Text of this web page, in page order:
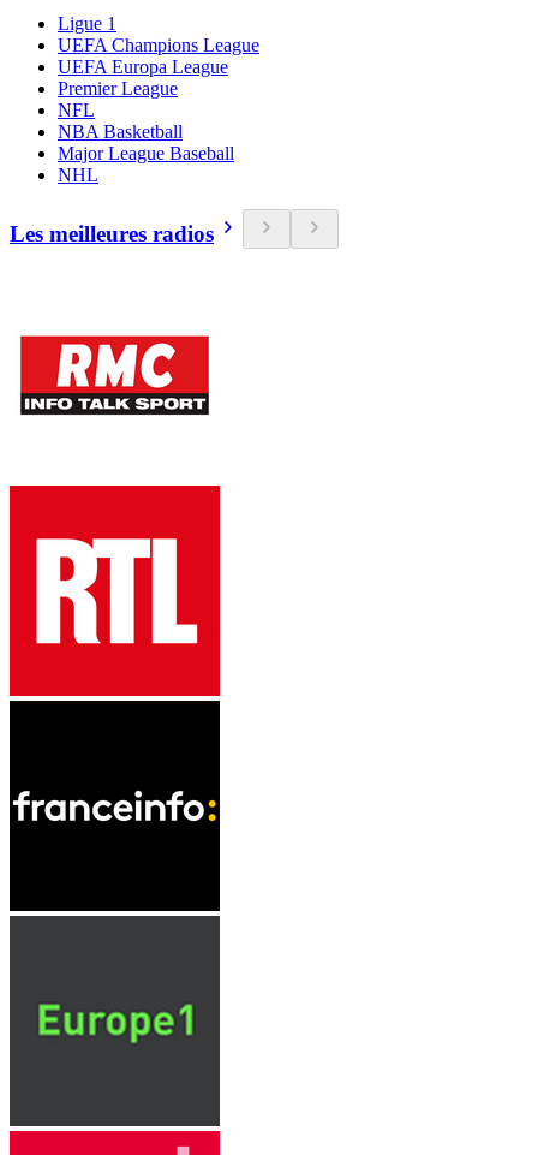
Ligue 1
UEFA Champions League
UEFA Europa League
Premier League
NFL
NBA Basketball
Major League Baseball
NHL
Les meilleures radios